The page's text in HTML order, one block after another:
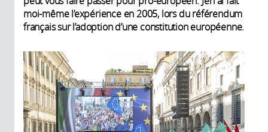
moi-même l’expérience en 2005, lors du référendum
français sur l’adoption d’une constitution européenne.